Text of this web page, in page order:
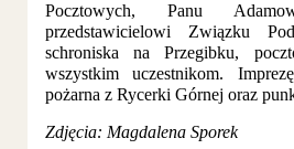
Pocztowych, Panu
przedstawicielowi Związku
schroniska na Przegibku,
wszystkim uczestnikom.
pożarna z Rycerki Górnej oraz
Zdjęcia: Magdalena Sporek